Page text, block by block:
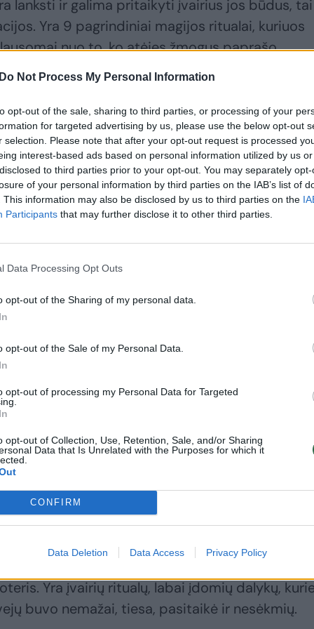
Do Not Process My Personal Information
opt-out of the sale, sharing to third parties, or processing of your
for targeted advertising by us, please use the below opt-out
selection. Please note that after your opt-out request is processed
interest-based ads based on personal information utilized by us
to third parties prior to your opt-out. You may separately
of your personal information by third parties on the IAB’s list of
This information may also be disclosed by us to third parties on the
Participants that may further disclose it to other third parties.
Data Processing Opt Outs
opt-out of the Sharing of my personal data.
opt-out of the Sale of my Personal Data.
opt-out of processing my Personal Data for Targeted
opt-out of Collection, Use, Retention, Sale, and/or Sharing
Data that Is Unrelated with the Purposes for which it
CONFIRM
Data Deletion Data Access Privacy Policy
lanksti ir galima pritaikyti įvairius jos būdus, tai
Yra 9 pagrindiniai magijos ritualai, kuriuos
nuo to, ko atėjęs žmogus paprašo.
dabar jomis dažniau tik kažką patikslinu, o
mokymus žmonėms, kaip išmokti burtis
harmonizavimas. Dažniausiai
nors kartais gal pirmiau reikėtų pakeisti
Dažniausiai kreipiasi moterys ir vyrai, kai
ar meilužis skiria jų šeimą. Kiek žinau, į
kitais klausimais, matyt, tą lemia
sugrąžinti jų mylimuosius?
procesas užtrunka nuo 3 mėn. iki kelių metų.
susitikimo, kartais prireikia daugiau.
nė nebuvo susitikę. Po ilgo laiko moteris
reikia, ir man pavyko jai jį sugrąžinti.
žmogus nelįstų į šeimą, ir taip, kad vyras
Yra įvairių ritualų, labai įdomių dalykų,
buvo nemažai, tiesa, pasitaikė ir nesėkmių.